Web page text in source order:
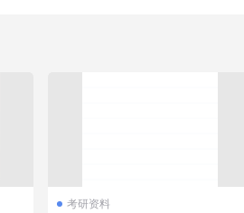
考研资料